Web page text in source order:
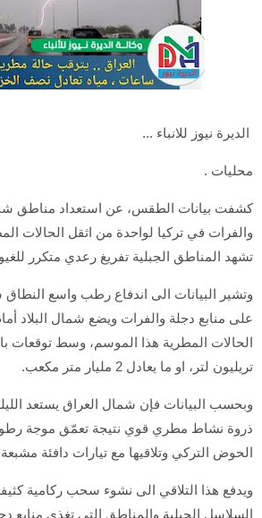
الديرة نيوز للانباء ...
محليات .
كشفت بيانات الطقس، عن استعداد مناطق
والفرات في تركيا لواحدة من اثقل الحالات
تشهد المناطق الجبلية تفريغ رعدي متكرر
وتشير البيانات الى اندفاع رطب واسع
على منابع دجلة والفرات ويضع شمال البلاد
تريليون لتر، او ما يعادل 2 مليار متر مكعب.
وبحسب البيانات فإن شمال العراق يستعد
ذروة نشاط مطري قوي نتيجة تعمّق موجة
الحوض التركي وتلاقيها مع تيارات دافئة
ويدفع هذا التلاقي الى نشوء سحب ركامية
السلاسل الجبلية والمناطق التي تغذي منابع